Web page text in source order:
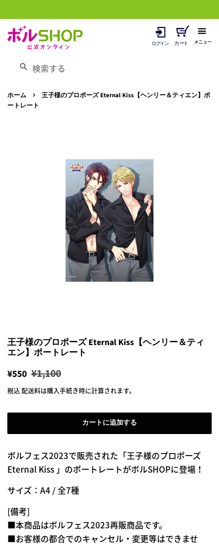
メニュー
検索する
ホーム ›
王子様のプロポーズ Eternal Kiss【ヘンリー＆ティエン】ポ
ートレート
王子様のプロポーズ Eternal Kiss【ヘンリー＆ティ
エン】ポートレート
通
常
格
¥550 販
売
格
¥1,100
税込 配送料は購入手続き時に計算されます。
カートに追加する
ボルフェス2023で販売された「王子様のプロポーズ
Eternal Kiss 」のポートレートがボルSHOPに登場！
サイズ：A4 / 全7種
[備考]
■本商品はボルフェス2023再販商品です。
■お客様の都合でのキャンセル・変更等はできませ